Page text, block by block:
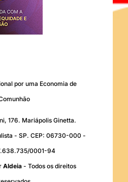
por uma Economia de
176. Mariápolis Ginetta.
- SP. CEP: 06730-000 -
0001-94
Aldeia - Todos os direitos